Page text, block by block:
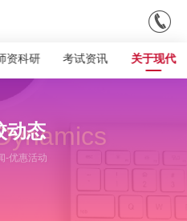

资科研 考试资讯 关于现代
动态
-优惠活动